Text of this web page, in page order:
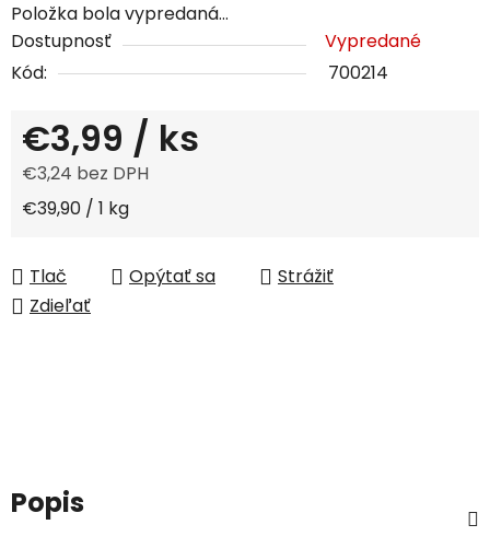
Položka bola vypredaná…
Dostupnosť
Vypredané
Kód:
700214
€3,99 / ks
€3,24 bez DPH
Jednotková cena:
€39,90 / 1 kg
Tlač Opýtať sa
Strážiť
Zdieľať
Popis